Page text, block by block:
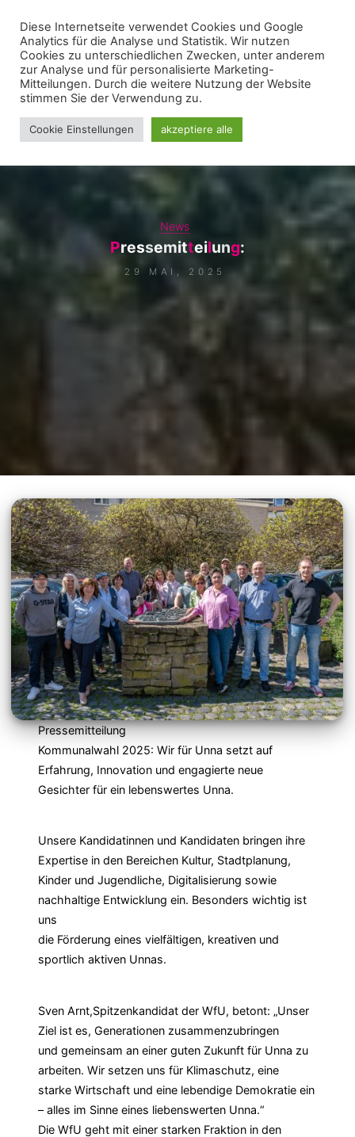
Inhalt
springen
WIR FÜR UNNA - VEREIN
News
Pressemitteilung:
29 MAI, 2025
Pressemitteilung
Kommunalwahl 2025: Wir für Unna setzt auf
Erfahrung, Innovation und engagierte neue
Gesichter für ein lebenswertes Unna.
Unsere Kandidatinnen und Kandidaten bringen ihre
Expertise in den Bereichen Kultur, Stadtplanung,
Kinder und Jugendliche, Digitalisierung sowie
nachhaltige Entwicklung ein. Besonders wichtig ist
uns
die Förderung eines vielfältigen, kreativen und
sportlich aktiven Unnas.
Sven Arnt,Spitzenkandidat der WfU, betont: „Unser
Ziel ist es, Generationen zusammenzubringen
und gemeinsam an einer guten Zukunft für Unna zu
arbeiten. Wir setzen uns für Klimaschutz, eine
starke Wirtschaft und eine lebendige Demokratie ein
– alles im Sinne eines liebenswerten Unna.“
Die WfU geht mit einer starken Fraktion in den
Diese Internetseite verwendet Cookies und Google
Analytics für die Analyse und Statistik. Wir nutzen
Cookies zu unterschiedlichen Zwecken, unter anderem
zur Analyse und für personalisierte Marketing-
Mitteilungen. Durch die weitere Nutzung der Website
stimmen Sie der Verwendung zu.
Cookie Einstellungen akzeptiere alle